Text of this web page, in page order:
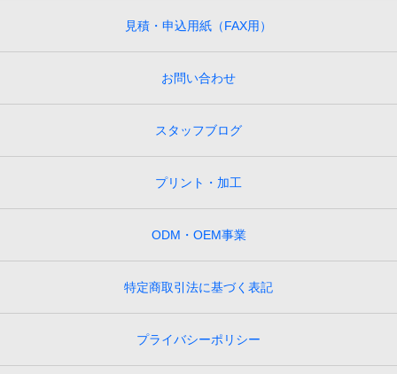
見積・申込用紙（FAX用）
お問い合わせ
スタッフブログ
プリント・加工
ODM・OEM事業
特定商取引法に基づく表記
プライバシーポリシー